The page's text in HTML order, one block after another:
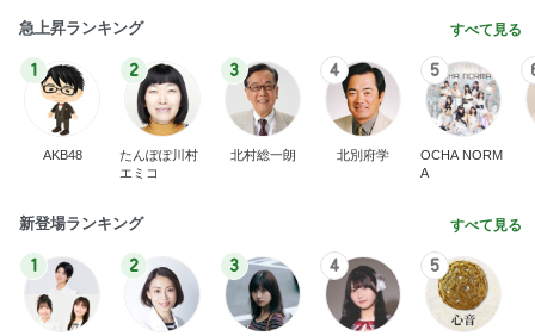
急上昇ランキング すべて見る
1
AKB48
2
たんぽぽ川村
エミコ
3
北村総一朗
4
北別府学
5
OCHA NORM
A
新登場ランキング すべて見る
1 2 3 4 5